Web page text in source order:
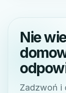
Nie
Zadzwoń i